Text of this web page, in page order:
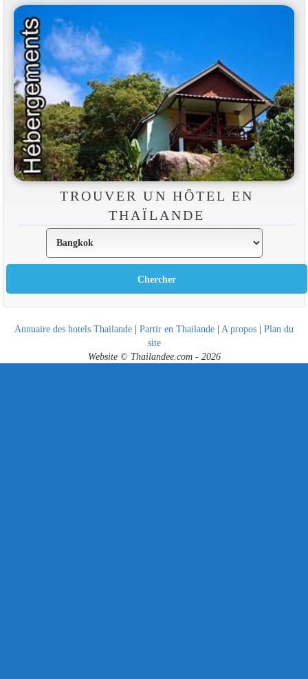
TROUVER UN HÔTEL EN
THAÏLANDE
Annuaire des hotels Thailande | Partir en Thailande | A propos | Plan du
site
Website © Thailandee.com - 2026